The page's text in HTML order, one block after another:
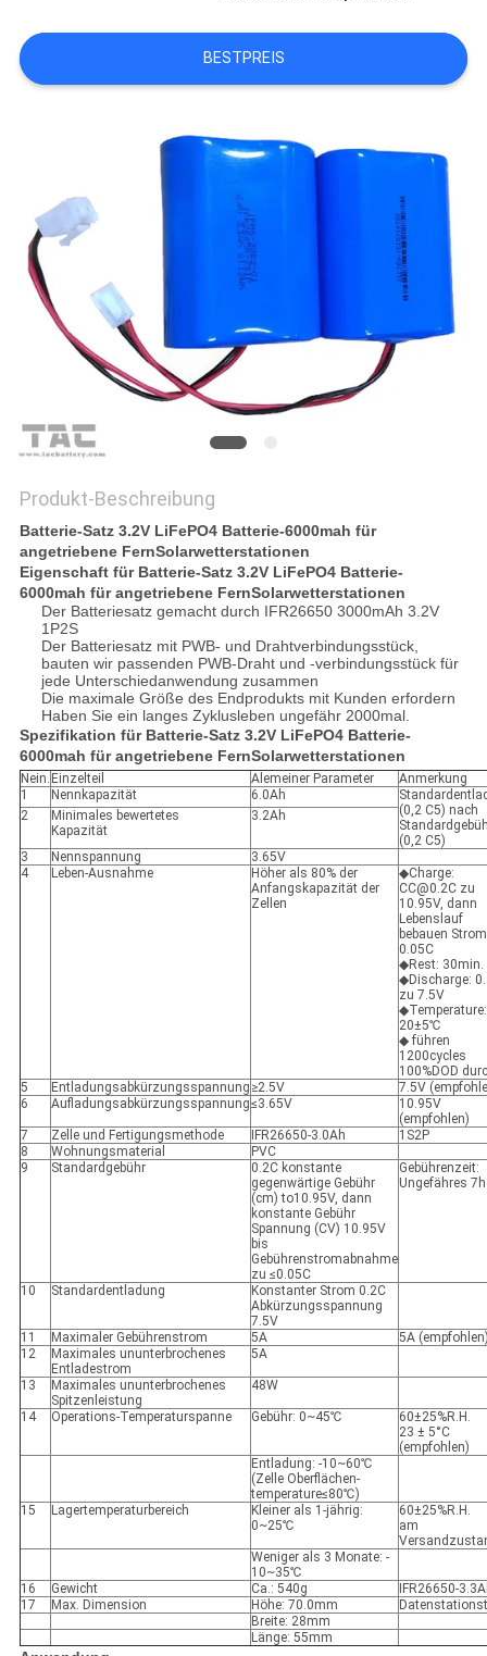
NACHRICHTEN
FORDERN
SIE EIN
ZITAT
SITEMAP
PRIVACY
POLICY
BESTPREIS
Produkt-Beschreibung
Batterie-Satz 3.2V LiFePO4 Batterie-6000mah für
angetriebene FernSolarwetterstationen
Eigenschaft für Batterie-Satz 3.2V LiFePO4 Batterie-
6000mah für angetriebene FernSolarwetterstationen
Der Batteriesatz gemacht durch IFR26650 3000mAh 3.2V
1P2S
Der Batteriesatz mit PWB- und Drahtverbindungsstück,
bauten wir passenden PWB-Draht und -verbindungsstück für
jede Unterschiedanwendung zusammen
Die maximale Größe des Endprodukts mit Kunden erfordern
Haben Sie ein langes Zyklusleben ungefähr 2000mal.
Spezifikation für Batterie-Satz 3.2V LiFePO4 Batterie-
6000mah für angetriebene FernSolarwetterstationen
Nein. Einzelteil Alemeiner Parameter
Anmerkung
1
Nennkapazität 6.0Ah
(0,2 C5) nach
(0,2 C5)
2
Minimales bewertetes
Kapazität
3.2Ah
3 Nennspannung
3.65V
4
Leben-Ausnahme
Höher als 80% der
Anfangskapazität der
Zellen
◆Charge:
CC@0.2C zu
10.95V, dann
Lebenslauf
bebauen
0.05C
◆Rest: 30min.
◆Discharge:
zu 7.5V
◆Temperature:
20±5℃
◆ führen
1200cycles
100%DOD
5
Entladungsabkürzungsspannung ≥2.5V
7.5V
6
Aufladungsabkürzungsspannung≤3.65V
10.95V
(empfohlen)
7
Zelle und Fertigungsmethode IFR26650-3.0Ah
1S2P
8
Wohnungsmaterial
PVC
9
Standardgebühr
0.2C konstante
gegenwärtige Gebühr
(cm) to10.95V, dann
konstante Gebühr
Spannung (CV) 10.95V
bis
Gebührenstromabnahme
zu ≤0.05C
Gebührenzeit:
Ungefähres 7h
10 Standardentladung
Konstanter Strom 0.2C
Abkürzungsspannung
7.5V
11
Maximaler Gebührenstrom 5A
5A
12
Maximales ununterbrochenes
Entladestrom
5A
13
Maximales ununterbrochenes
Spitzenleistung
48W
14 Operations-Temperaturspanne Gebühr: 0~45℃
60±25%R.H.
23 ± 5°C
(empfohlen)
Entladung: -10~60℃
(Zelle Oberflächen-
temperature≤80℃)
15
Lagertemperaturbereich
Kleiner als 1-jährig:
0~25℃
60±25%R.H.
am
Weniger als 3 Monate: -
10~35℃
16
Gewicht Ca.: 540g
IFR26650-
17
Max. Dimension Höhe: 70.0mm
Breite: 28mm
Länge: 55mm